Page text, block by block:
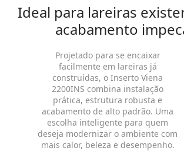
Ideal para lareiras
acabamento
Projetado para se encaixar
facilmente em lareiras já
construídas, o Inserto Viena
2200INS combina instalação
prática, estrutura robusta e
acabamento de alto padrão. Uma
escolha inteligente para quem
deseja modernizar o ambiente com
mais calor, beleza e desempenho.